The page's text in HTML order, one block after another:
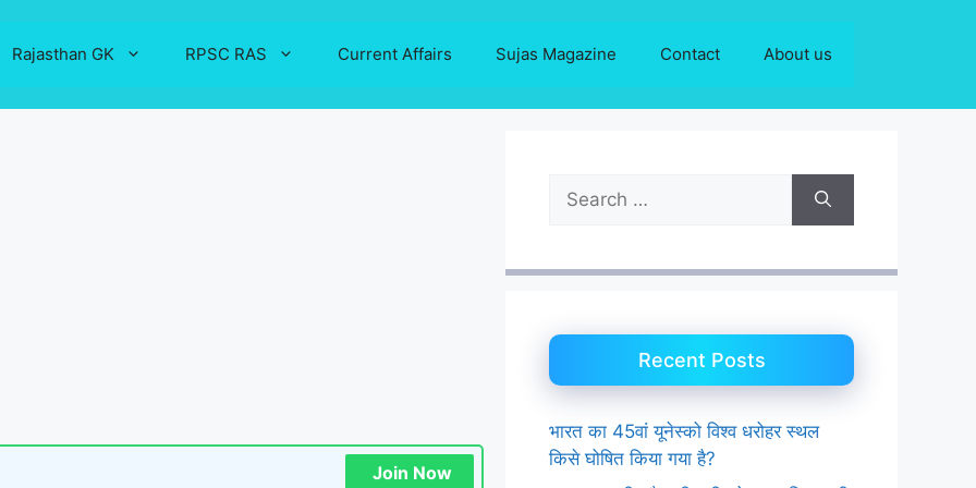
Rajasthan GK RPSC RAS Current Affairs Sujas Magazine Contact About us
Join Now
Search
for:
Recent Posts
भारत का 45वां यूनेस्को विश्व धरोहर स्थल
किसे घोषित किया गया है?